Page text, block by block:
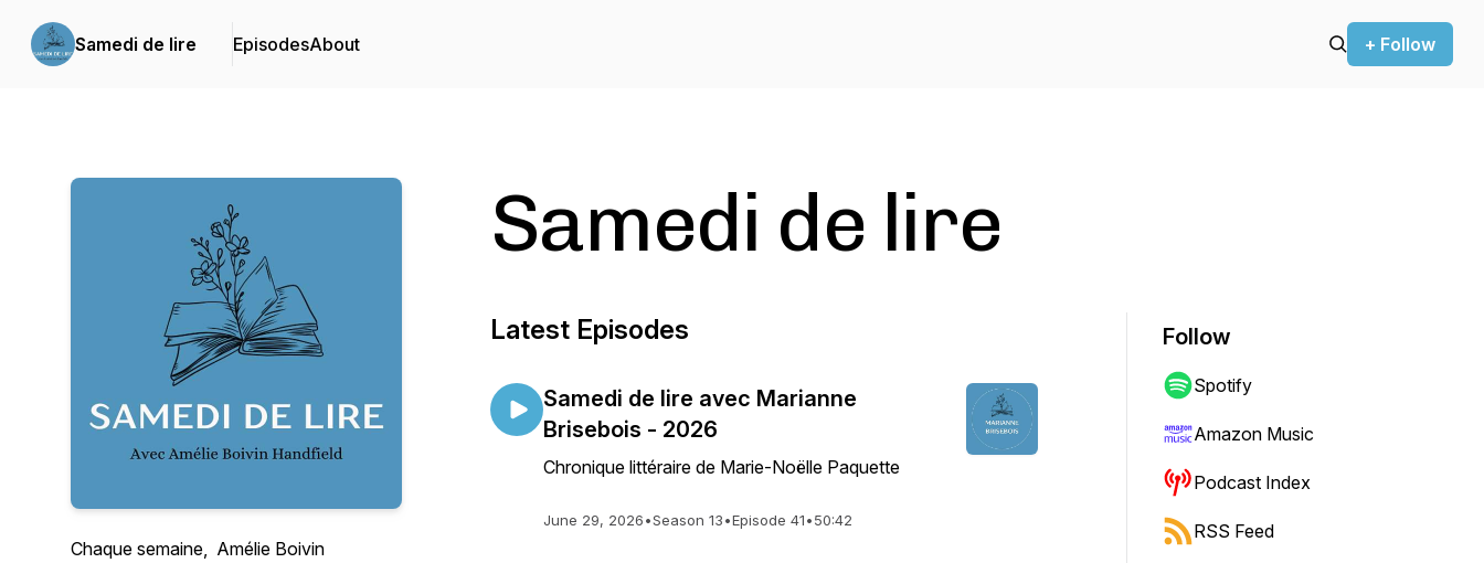
Samedi de lire EpisodesAbout + Follow
Chaque semaine, Amélie Boivin
Samedi de lire
Latest Episodes
Samedi de lire avec Marianne
Brisebois - 2026
Chronique littéraire de Marie-Noëlle Paquette
June 29, 2026•Season 13•Episode 41•50:42
Follow
Spotify
Amazon Music
Podcast Index
RSS Feed